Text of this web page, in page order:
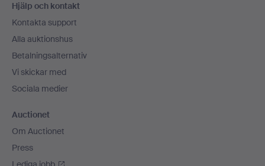
Hjälp och kontakt
Kontakta support
Alla auktionshus
Betalningsalternativ
Vi skickar med
Sociala medier
Auctionet
Om Auctionet
Press